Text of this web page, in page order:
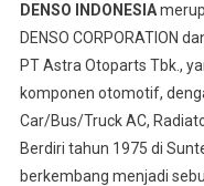
DENSO INDONESIA
DENSO CORPORATION
PT Astra Otoparts Tbk.,
komponen otomotif,
Car/Bus/Truck AC,
Berdiri tahun 1975 di
berkembang menjadi